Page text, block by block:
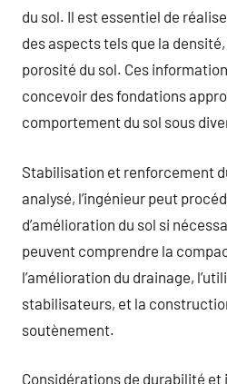
du sol. Il est essentiel de
des aspects tels que la
porosité du sol. Ces
concevoir des fondations
comportement du sol sous
Stabilisation et renforcement
analysé, l’ingénieur peut
d’amélioration du sol si
peuvent comprendre la
l’amélioration du drainage,
stabilisateurs, et la
soutènement.
Considérations de durabilité et